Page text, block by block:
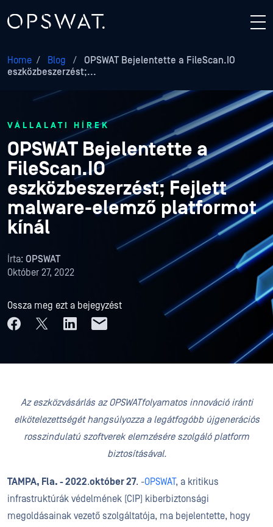
Home / Blog /
OPSWAT Bejelentette a FileScan.IO
eszközbeszerzést;...
VÁLLALATI HÍREK
OPSWAT Bejelentette a
FileScan.IO
eszközbeszerzést; Fejlett
malware-elemző platformot
kínál
Írta: OPSWAT
Október 27, 2022
Ossza meg ezt a bejegyzést
Az eszközvásárlás az OPSWATfolyamatos innováció iránti
elkötelezettségét hangsúlyozza a legátfogóbb újgenerációs
rosszindulatú szoftverek elemzésére szolgáló platform
biztosításával.
TAMPA, Fla. -2022.október27. -OPSWAT, a kritikus
infrastruktúrák védelmének (CIP) kiberbiztonsági
megoldásainak vezető szolgáltatója, ma bejelentette, hogy